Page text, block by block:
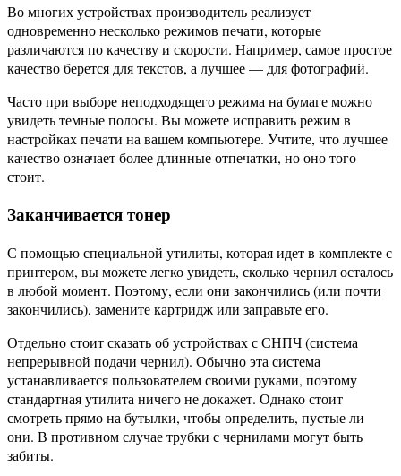
Во многих устройствах производитель реализует
одновременно несколько режимов печати, которые
различаются по качеству и скорости. Например, самое простое
качество берется для текстов, а лучшее — для фотографий.
Часто при выборе неподходящего режима на бумаге можно
увидеть темные полосы. Вы можете исправить режим в
настройках печати на вашем компьютере. Учтите, что лучшее
качество означает более длинные отпечатки, но оно того
стоит.
Заканчивается тонер
С помощью специальной утилиты, которая идет в комплекте с
принтером, вы можете легко увидеть, сколько чернил осталось
в любой момент. Поэтому, если они закончились (или почти
закончились), замените картридж или заправьте его.
Отдельно стоит сказать об устройствах с СНПЧ (система
непрерывной подачи чернил). Обычно эта система
устанавливается пользователем своими руками, поэтому
стандартная утилита ничего не докажет. Однако стоит
смотреть прямо на бутылки, чтобы определить, пустые ли
они. В противном случае трубки с чернилами могут быть
забиты.